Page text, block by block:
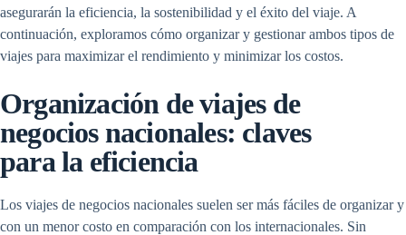
asegurarán la eficiencia, la sostenibilidad y el éxito del viaje. A
continuación, exploramos cómo organizar y gestionar ambos tipos de
viajes para maximizar el rendimiento y minimizar los costos.
Organización de viajes de
negocios nacionales: claves
para la eficiencia
Los viajes de negocios nacionales suelen ser más fáciles de organizar y
con un menor costo en comparación con los internacionales. Sin